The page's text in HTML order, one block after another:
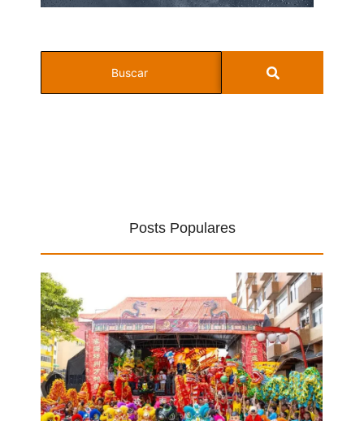
Posts Populares